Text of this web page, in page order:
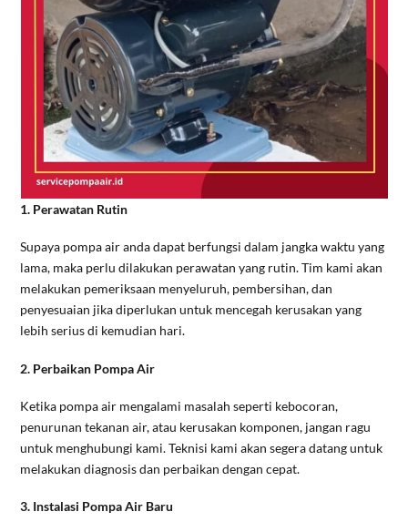
1. Perawatan Rutin
Supaya pompa air anda dapat berfungsi dalam jangka waktu yang
lama, maka perlu dilakukan perawatan yang rutin. Tim kami akan
melakukan pemeriksaan menyeluruh, pembersihan, dan
penyesuaian jika diperlukan untuk mencegah kerusakan yang
lebih serius di kemudian hari.
2. Perbaikan Pompa Air
Ketika pompa air mengalami masalah seperti kebocoran,
penurunan tekanan air, atau kerusakan komponen, jangan ragu
untuk menghubungi kami. Teknisi kami akan segera datang untuk
melakukan diagnosis dan perbaikan dengan cepat.
3. Instalasi Pompa Air Baru